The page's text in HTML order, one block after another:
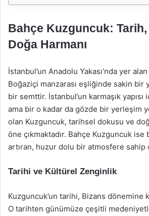
Bahçe Kuzguncuk:
Doğa Harmanı
İstanbul’un Anadolu Yakası’nda yer
Boğaziçi manzarası eşliğinde sakin bir
bir semttir. İstanbul’un karmaşık
ama bir o kadar da gözde bir yerleşim
olan Kuzguncuk, tarihsel dokusu ve
öne çıkmaktadır. Bahçe Kuzguncuk
artıran, huzur dolu bir atmosfere sahip
Tarihi ve Kültürel Zenginlik
Kuzguncuk’un tarihi, Bizans dönemine
O tarihten günümüze çeşitli